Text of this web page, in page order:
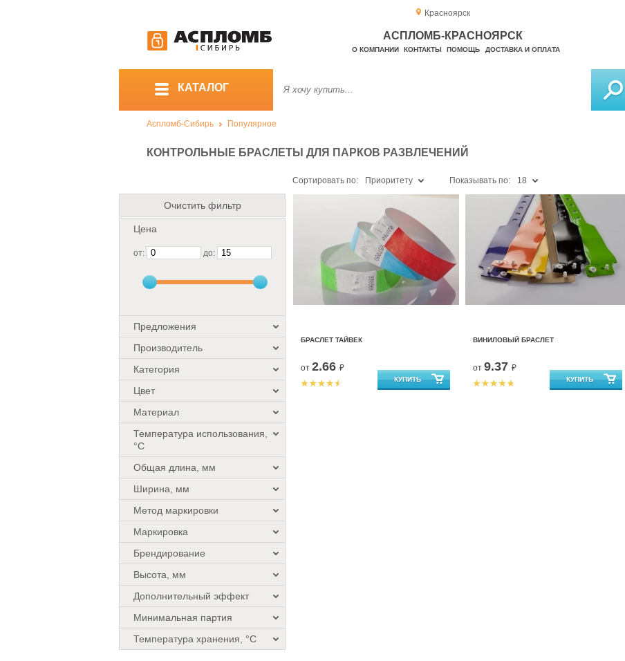
Красноярск
АСПЛОМБ-КРАСНОЯРСК
О КОМПАНИИ КОНТАКТЫ ПОМОЩЬ ДОСТАВКА И ОПЛАТА
КАТАЛОГ
Аспломб-Сибирь Популярное
КОНТРОЛЬНЫЕ БРАСЛЕТЫ ДЛЯ ПАРКОВ РАЗВЛЕЧЕНИЙ
Очистить фильтр
Цена
от: до:
Предложения
Производитель
Категория
Цвет
Материал
Температура использования,
°C
Общая длина, мм
Ширина, мм
Метод маркировки
Маркировка
Брендирование
Высота, мм
Дополнительный эффект
Минимальная партия
Температура хранения, °C
Сортировать по: Приоритету Показывать по: 18
БРАСЛЕТ ТАЙВЕК
от 2.66 ₽
ВИНИЛОВЫЙ БРАСЛЕТ
от 9.37 ₽